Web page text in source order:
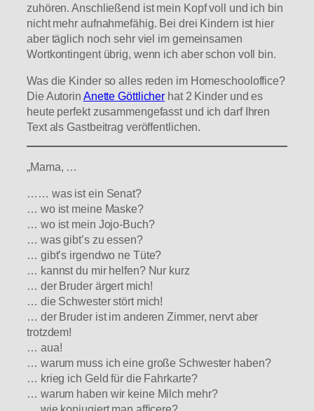
zuhören. Anschließend ist mein Kopf voll und ich bin
nicht mehr aufnahmefähig. Bei drei Kindern ist hier
aber täglich noch sehr viel im gemeinsamen
Wortkontingent übrig, wenn ich aber schon voll bin.
Was die Kinder so alles reden im Homeschooloffice?
Die Autorin Anette Göttlicher hat 2 Kinder und es
heute perfekt zusammengefasst und ich darf Ihren
Text als Gastbeitrag veröffentlichen.
„Mama, …
…… was ist ein Senat?
… wo ist meine Maske?
… wo ist mein Jojo-Buch?
… was gibt’s zu essen?
… gibt’s irgendwo ne Tüte?
… kannst du mir helfen? Nur kurz
… der Bruder ärgert mich!
… die Schwester stört mich!
… der Bruder ist im anderen Zimmer, nervt aber
trotzdem!
… aua!
… warum muss ich eine große Schwester haben?
… krieg ich Geld für die Fahrkarte?
… warum haben wir keine Milch mehr?